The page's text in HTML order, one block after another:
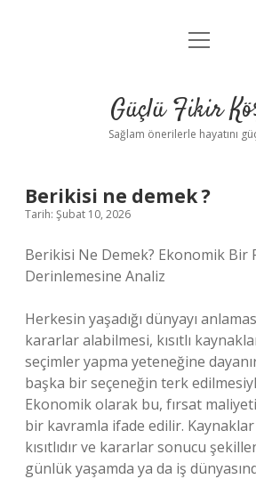
Anasayfa
Yasal Uyarı
menüyü
Güçlü Fikir
Sağlam önerilerle hayatını
Berikisi ne demek ?
Tarih: Şubat 10, 2026
Berikisi Ne Demek? Ekonomik Bir
Derinlemesine Analiz
Herkesin yaşadığı dünyayı
kararlar alabilmesi, kısıtlı
seçimler yapma yeteneğine
başka bir seçeneğin terk
Ekonomik olarak bu, fırsat
bir kavramla ifade edilir. Kaynaklar
kısıtlıdır ve kararlar sonucu
günlük yaşamda ya da iş